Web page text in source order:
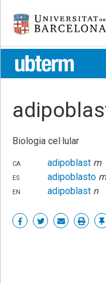
content
Universitat de Barcelona
UB > UBTERM
Biologia cel·lular
ca
adipoblast m
es
adipoblasto m
en
adipoblast n
Share ShareSharePrint